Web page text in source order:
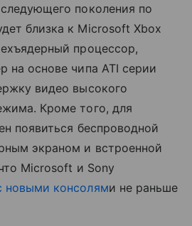
поколения по
близка к Microsoft Xbox
процессор,
на основе чипа ATI серии
видео высокого
Кроме того, для
появиться беспроводной
экраном и встроенной
Microsoft и Sony
новыми консолями не раньше